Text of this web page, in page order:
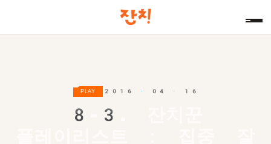
PLAY 2016 · 04 · 16
8-3.